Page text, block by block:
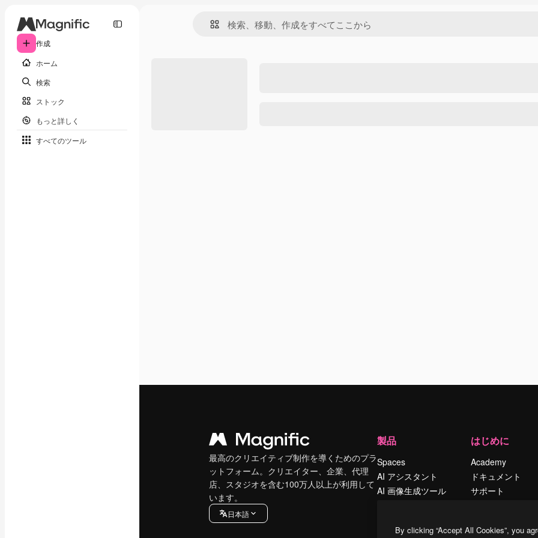
作成
ホーム
検索
ストック
もっと詳しく
すべてのツール
最高のクリエイティブ制作を導くためのプラ
ットフォーム。クリエイター、企業、代理
店、スタジオを含む100万人以上が利用して
います。
日本語
製品
Spaces
AI アシスタント
AI 画像生成ツール
ストックコンテン
はじめに
Academy
ドキュメント
サポート
シー
By clicking “Accept All Cookies”, you